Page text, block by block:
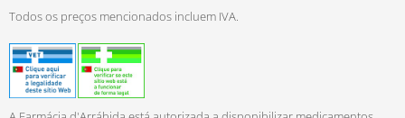
Todos os preços mencionados incluem IVA.